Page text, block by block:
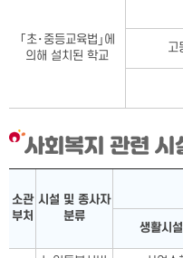
｢초･중등교육법｣에
의해 설치된 학교
고
사회복지 관련
소관
부처
시설 및 종사자
분류
생활시설